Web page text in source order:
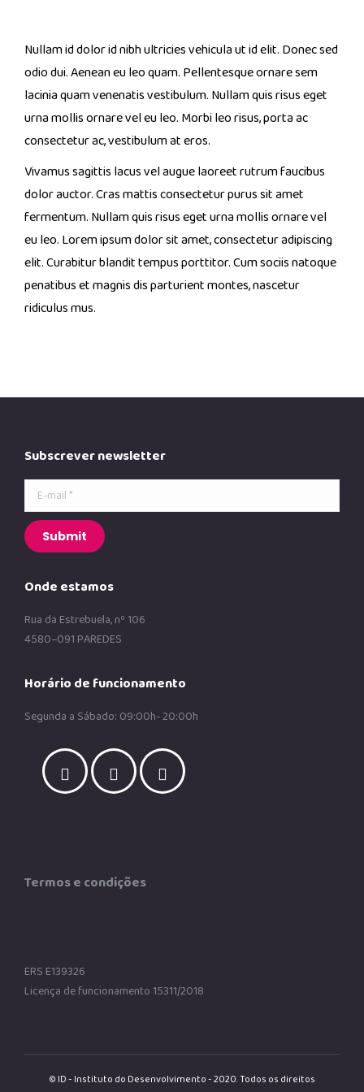
Nullam id dolor id nibh ultricies vehicula ut id elit. Donec sed
odio dui. Aenean eu leo quam. Pellentesque ornare sem
lacinia quam venenatis vestibulum. Nullam quis risus eget
urna mollis ornare vel eu leo. Morbi leo risus, porta ac
consectetur ac, vestibulum at eros.
Vivamus sagittis lacus vel augue laoreet rutrum faucibus
dolor auctor. Cras mattis consectetur purus sit amet
fermentum. Nullam quis risus eget urna mollis ornare vel
eu leo. Lorem ipsum dolor sit amet, consectetur adipiscing
elit. Curabitur blandit tempus porttitor. Cum sociis natoque
penatibus et magnis dis parturient montes, nascetur
ridiculus mus.
Subscrever newsletter
E-mail *
Submit
Onde estamos
Rua da Estrebuela, nº 106
4580–091 PAREDES
Horário de funcionamento
Segunda a Sábado: 09:00h- 20:00h
Termos e condições
ERS E139326
Licença de funcionamento 15311/2018
© ID - Instituto do Desenvolvimento - 2020. Todos os direitos